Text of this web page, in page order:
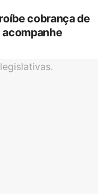
cobrança de
acompanhe